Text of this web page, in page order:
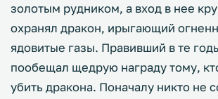
золотым рудником, а вход в нее
охранял дракон, ирыгающий
ядовитые газы. Правивший в те
пообещал щедрую награду тому,
убить дракона. Поначалу никто не